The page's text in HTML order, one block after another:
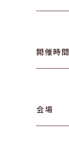
開催時間
会場